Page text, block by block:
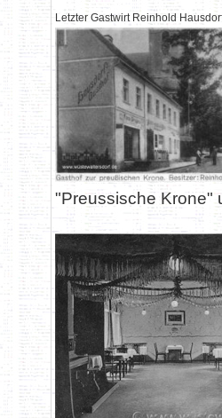
Letzter Gastwirt Reinhold
"Preussische Krone"